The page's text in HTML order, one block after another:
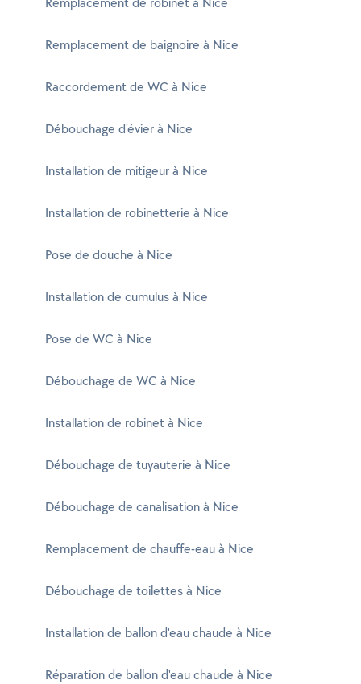
Remplacement de baignoire à Nice
Raccordement de WC à Nice
Débouchage d'évier à Nice
Installation de mitigeur à Nice
Installation de robinetterie à Nice
Pose de douche à Nice
Installation de cumulus à Nice
Pose de WC à Nice
Débouchage de WC à Nice
Installation de robinet à Nice
Débouchage de tuyauterie à Nice
Débouchage de canalisation à Nice
Remplacement de chauffe-eau à Nice
Débouchage de toilettes à Nice
Installation de ballon d'eau chaude à Nice
Réparation de ballon d'eau chaude à Nice